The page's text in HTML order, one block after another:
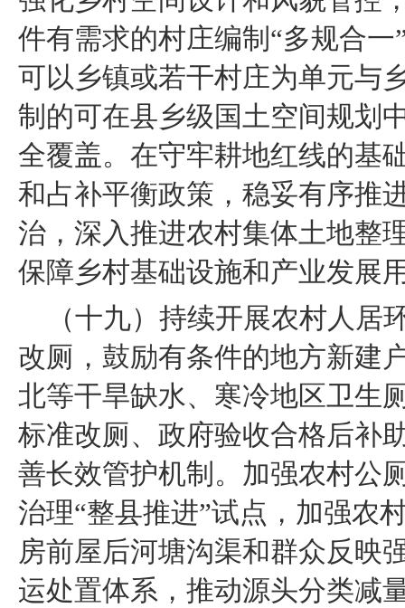
件有需求的村庄编制“多规合
可以乡镇或若干村庄为单元与
制的可在县乡级国土空间规划
全覆盖。在守牢耕地红线的基
和占补平衡政策，稳妥有序推
治，深入推进农村集体土地整
保障乡村基础设施和产业发展
（十九）持续开展农村人
改厕，鼓励有条件的地方新建
北等干旱缺水、寒冷地区卫生
标准改厕、政府验收合格后补
善长效管护机制。加强农村公
治理“整县推进”试点，加强农
房前屋后河塘沟渠和群众反映
运处置体系，推动源头分类减